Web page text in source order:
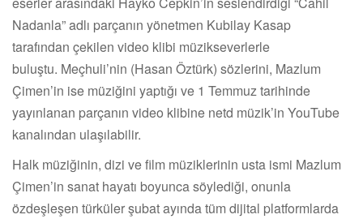
Nadanla” adlı parçanın yönetmen Kubilay Kasap
tarafından çekilen video klibi müzikseverlerle
buluştu. Meçhuli’nin (Hasan Öztürk) sözlerini, Mazlum
Çimen’in ise müziğini yaptığı ve 1 Temmuz tarihinde
yayınlanan parçanın video klibine netd müzik’in YouTube
kanalından ulaşılabilir.
Halk müziğinin, dizi ve film müziklerinin usta ismi Mazlum
Çimen’in sanat hayatı boyunca söylediği, onunla
özdeşleşen türküler şubat ayında tüm dijital platformlarda